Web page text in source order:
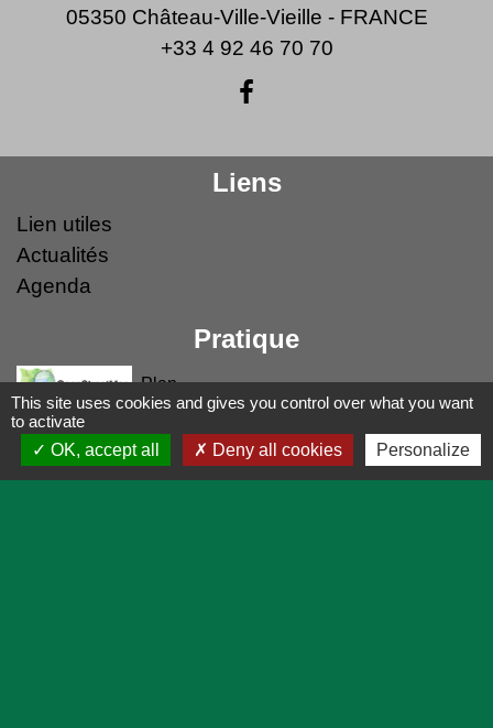
05350 Château-Ville-Vieille - FRANCE
+33 4 92 46 70 70
Liens
Lien utiles
Actualités
Agenda
Pratique
Plan
Démarches en ligne
Prévisions météo
This site uses cookies and gives you control over what you want
to activate
OK, accept all
Deny all cookies Personalize